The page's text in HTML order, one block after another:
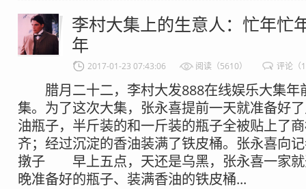
李村大集上的生意人：忙年忙
年
2017-01-23 07:43:06 阅读（5610） 评论（
腊月二十二，李村大发888在线娱乐大集年
集。为了这次大集，张永喜提前一天就准备好
油瓶子，半斤装的和一斤装的瓶子全被贴上了
齐；经过沉淀的香油装满了铁皮桶。张永喜向
撴子 早上五点，天还是乌黑，张永喜一家就
晚准备好的瓶子、装满香油的铁皮桶...